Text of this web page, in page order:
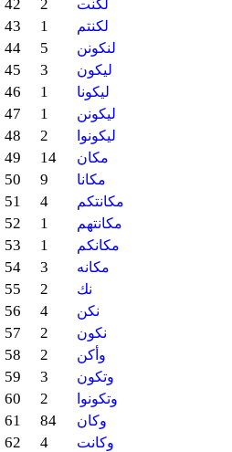
42 2 لكنت
43 1 لكنتم
44 5 لنكونن
45 3 ليكون
46 1 ليكونا
47 1 ليكونن
48 2 ليكونوا
49 14 مكان
50 9 مكانا
51 4 مكانتكم
52 1 مكانتهم
53 1 مكانكم
54 3 مكانه
55 2 نك
56 4 نكن
57 2 نكون
58 2 وأكن
59 3 وتكون
60 2 وتكونوا
61 84 وكان
62 4 وكانت